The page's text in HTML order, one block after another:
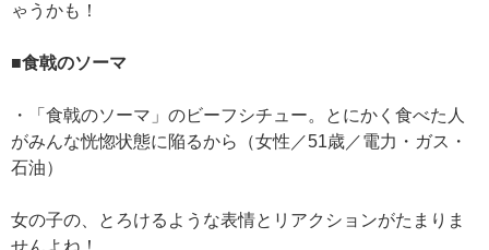
ゃうかも！
■食戟のソーマ
・「食戟のソーマ」のビーフシチュー。とにかく食べた人
がみんな恍惚状態に陥るから（女性／51歳／電力・ガス・
石油）
女の子の、とろけるような表情とリアクションがたまりま